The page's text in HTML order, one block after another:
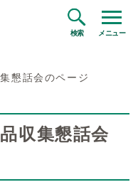
検索 メニュー
懇話会のページ
収集懇話会